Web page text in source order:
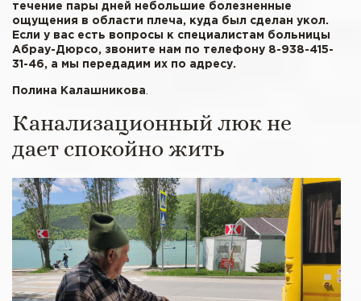
течение пары дней небольшие болезненные
ощущения в области плеча, куда был сделан укол.
Если у вас есть вопросы к специалистам больницы
Абрау-Дюрсо, звоните нам по телефону 8-938-415-
31-46, а мы передадим их по адресу.
Полина Калашникова
Канализационный люк не
дает спокойно жить